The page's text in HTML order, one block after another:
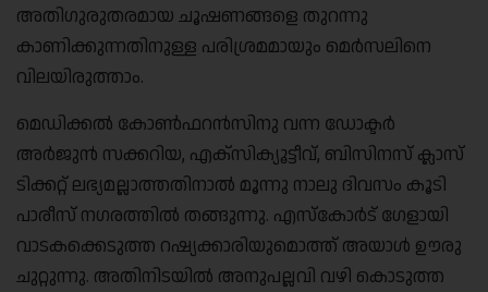
അതിഗുരുതരമായ ചൂഷണങ്ങളെ തുറന്നു
കാണിക്കുന്നതിനുള്ള പരിശ്രമമായും മെര്‍സലിനെ
വിലയിരുത്താം.
മെഡിക്കല്‍ കോണ്‍ഫറന്‍സിനു വന്ന ഡോക്ടര്‍
അര്‍ജുന്‍ സക്കറിയ, എക്സിക്യൂട്ടീവ്, ബിസിനസ് ക്ലാസ്
ടിക്കറ്റ് ലഭ്യമല്ലാത്തതിനാല്‍ മൂന്നു നാലു ദിവസം കൂടി
പാരീസ് നഗരത്തില്‍ തങ്ങുന്നു. എസ്കോര്‍ട് ഗേളായി
വാടകക്കെടുത്ത റഷ്യക്കാരിയുമൊത്ത് അയാള്‍ ഊരു
ചുറ്റുന്നു. അതിനിടയില്‍ അനുപല്ലവി വഴി കൊടുത്ത